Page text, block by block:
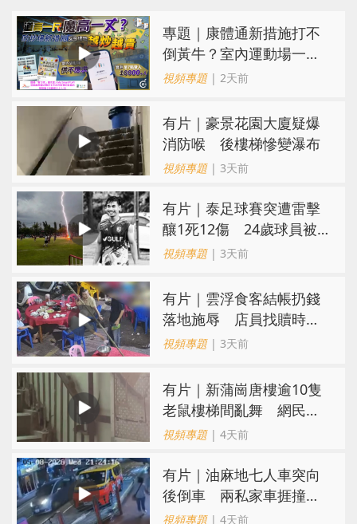
專題｜康體通新措施打不
倒黃牛？室內運動場一場
難求越炒越貴
視頻專題| 2天前
有片｜豪景花園大廈疑爆
消防喉 後樓梯慘變瀑布
視頻專題| 3天前
有片｜泰足球賽突遭雷擊
釀1死12傷 24歲球員被
閃電劈中亡
視頻專題| 3天前
​有片｜雲浮食客結帳扔錢
落地施辱 店員找贖時還
施彼身獲老闆肯定
視頻專題| 3天前
有片｜新蒲崗唐樓逾10隻
老鼠樓梯間亂舞 網民嚇
親：每次經過都要好大勇
視頻專題| 4天前
有片｜油麻地七人車突向
後倒車 兩私家車捱撞
司機不顧而去
視頻專題| 4天前